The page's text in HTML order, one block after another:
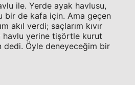
ile. Yerde ayak havlusu,
bir de kafa için. Ama geçen
akıl verdi; saçlarım kıvır
havlu yerine tişörtle kurut
dedi. Öyle deneyeceğim bir